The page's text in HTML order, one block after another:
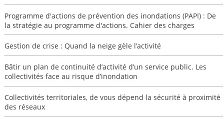
Programme d'actions de prévention des inondations (PAPI) : De
la stratégie au programme d'actions. Cahier des charges
Gestion de crise : Quand la neige gèle l’activité
Bâtir un plan de continuité d’activité d’un service public. Les
collectivités face au risque d’inondation
Collectivités territoriales, de vous dépend la sécurité à proximité
des réseaux